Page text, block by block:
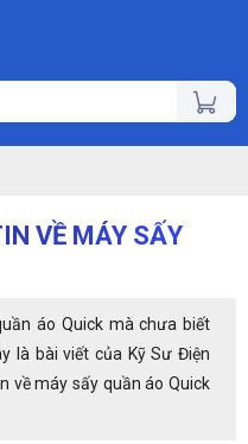
VỀ MÁY SẤY
áo Quick mà chưa biết
là bài viết của Kỹ Sư Điện
về máy sấy quần áo Quick